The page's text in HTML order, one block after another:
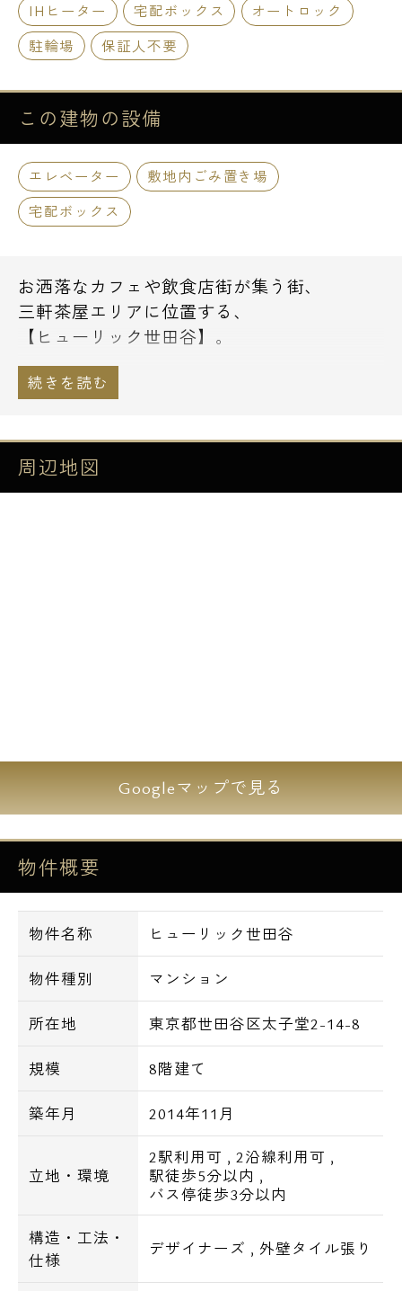
IHヒーター 宅配ボックス
オートロック
駐輪場
保証人不要
この建物の設備
エレベーター
敷地内ごみ置き場
宅配ボックス
お洒落なカフェや飲食店街が集う街、
三軒茶屋エリアに位置する、
【ヒューリック世田谷】。
１階にはみずほ銀行があり
さらに物件正面から見て右側には、
夜０時までのスーパーがあり左側には、
■宅配ボックス
■TVモニタ付ｵｰﾄロック
■システムキッチン（IH2口）
■バストイレ別
■エアコン（1基）
■フローリング
■独立洗面台
■浴室換気乾燥機
■追い焚き機能付セミオートバス
■温水洗浄機能付暖房便座
■BS・CS・110℃
■フレッツ光ネクスト
■２４時間ゴミステーション
【交通アクセス一覧】
・東急田園都市線「三軒茶屋駅」徒歩２分
・東急世田谷線「三軒茶屋駅」徒歩２分
・東急世田谷線「西太子堂駅」徒歩９分
【周辺環境一覧】
周辺地図
Googleマップで見る
物件概要
物件名称 ヒューリック世田谷
物件種別 マンション
所在地 東京都世田谷区太子堂2-14-8
規模 8階建て
築年月 2014年11月
立地・環境
2駅利用可 ,2沿線利用可 ,
駅徒歩5分以内 ,
バス停徒歩3分以内
構造・工法・
仕様
デザイナーズ , 外壁タイル張り